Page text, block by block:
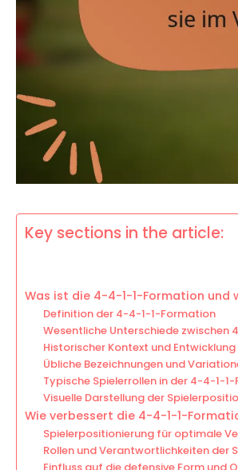
Key sections in the article:
Was ist die 4-4-1-1-Formation und
Definition der 4-4-1-1-Formation
Wesentliche Unterschiede zwischen
Historischer Kontext und
Übliche Bezeichnungen und
Typische Spielerrollen in der 4-4-1-
Visuelle Darstellung der
Wie verbessert die 4-4-1-1-
Spielerpositionierung für optimale
Rollen und Verantwortlichkeiten der